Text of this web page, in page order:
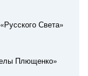
Света»
Плющенко»